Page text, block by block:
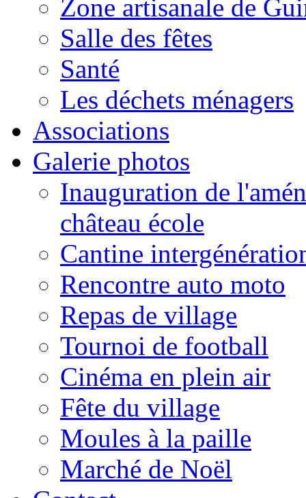
Zone artisanale de
Salle des fêtes
Santé
Les déchets ménagers
Associations
Galerie photos
Inauguration de
château école
Cantine
Rencontre auto moto
Repas de village
Tournoi de football
Cinéma en plein air
Fête du village
Moules à la paille
Marché de Noël